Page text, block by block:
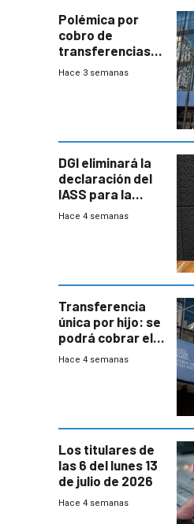
Polémica por
cobro de
transferencias
del Mides en
Hace 3 semanas
DGI eliminará la
declaración del
IASS para la
mayoría de los
Hace 4 semanas
Transferencia
única por hijo: se
podrá cobrar el
100% en efectivo
Hace 4 semanas
Los titulares de
las 6 del lunes 13
de julio de 2026
Hace 4 semanas